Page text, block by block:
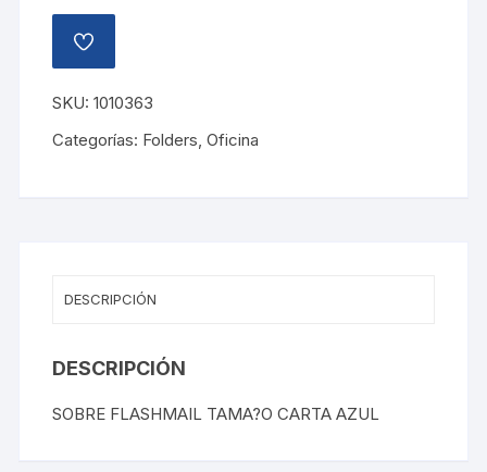
AÑADIR
A
LISTA
DE
DESEOS
SKU:1010363
Categorías: Folders,Oficina
DESCRIPCIÓN
DESCRIPCIÓN
SOBRE FLASHMAIL TAMA?O CARTA AZUL